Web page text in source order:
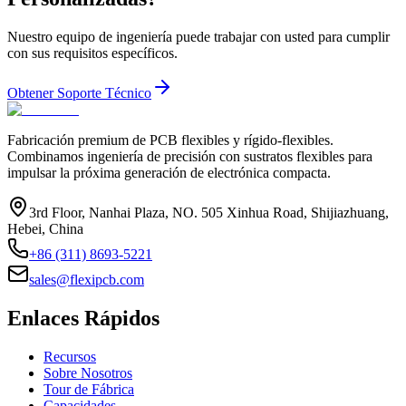
Nuestro equipo de ingeniería puede trabajar con usted para cumplir
con sus requisitos específicos.
Obtener Soporte Técnico
Fabricación premium de PCB flexibles y rígido-flexibles.
Combinamos ingeniería de precisión con sustratos flexibles para
impulsar la próxima generación de electrónica compacta.
3rd Floor, Nanhai Plaza, NO. 505 Xinhua Road, Shijiazhuang,
Hebei, China
+86 (311) 8693-5221
sales@flexipcb.com
Enlaces Rápidos
Recursos
Sobre Nosotros
Tour de Fábrica